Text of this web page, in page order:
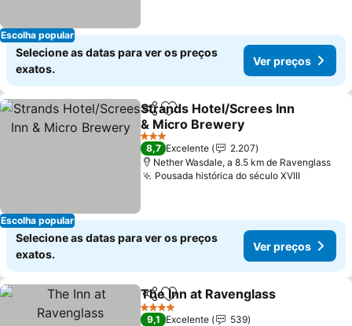
Escolha popular
Selecione as datas para ver os preços
exatos.
Ver preços
Escolha popular
PartilharAdicionar aos favoritos
Strands Hotel/Screes Inn
& Micro Brewery
3 Estrelas
8,7 Excelente
2.207
Nether Wasdale, a 8.5 km de Ravenglass
Pousada histórica do século XVIII
Selecione as datas para ver os preços
exatos.
Ver preços
PartilharAdicionar aos favoritos
The Inn at Ravenglass
4 Estrelas
9,1 Excelente
539